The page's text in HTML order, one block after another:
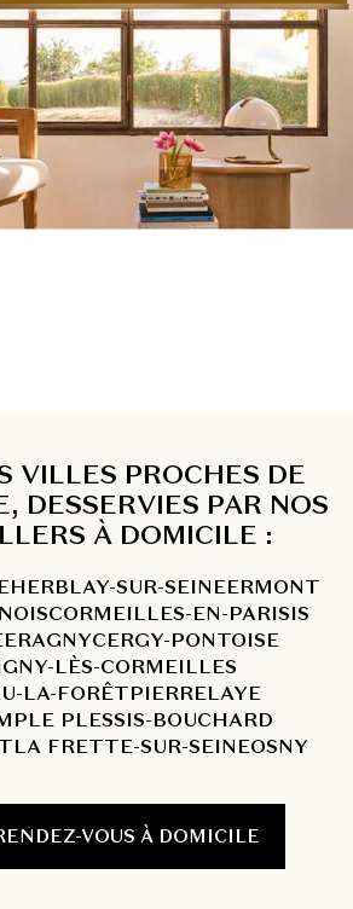
VILLES PROCHES DE
DESSERVIES PAR NOS
À DOMICILE :
HERBLAY-SUR-SEINEERMONT
CORMEILLES-EN-PARISIS
ERAGNYCERGY-PONTOISE
LÈS-CORMEILLES
LA-FORÊTPIERRELAYE
LE PLESSIS-BOUCHARD
LA FRETTE-SUR-SEINEOSNY
VOUS À DOMICILE